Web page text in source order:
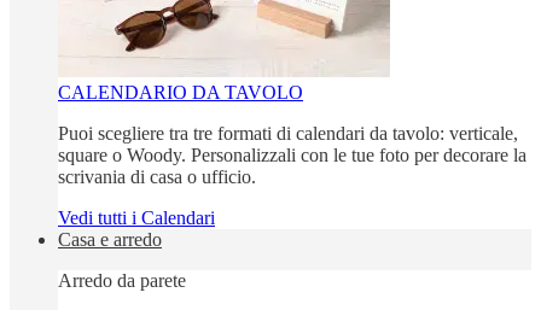
CALENDARIO DA TAVOLO
Puoi scegliere tra tre formati di calendari da tavolo: verticale,
square o Woody. Personalizzali con le tue foto per decorare la
scrivania di casa o ufficio.
Vedi tutti i Calendari
Casa e arredo
Arredo da parete